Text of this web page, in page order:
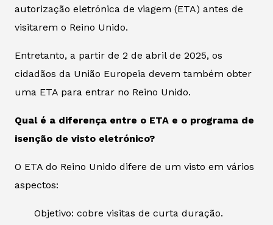
autorização eletrónica de viagem (ETA) antes de
visitarem o Reino Unido.
Entretanto, a partir de 2 de abril de 2025, os
cidadãos da União Europeia devem também obter
uma ETA para entrar no Reino Unido.
Qual é a diferença entre o ETA e o programa de
isenção de visto eletrónico?
O ETA do Reino Unido difere de um visto em vários
aspectos:
Objetivo: cobre visitas de curta duração.